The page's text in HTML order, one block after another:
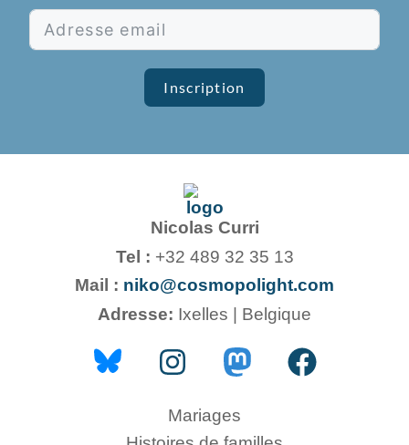
Inscription
Nicolas Curri
Tel : +32 489 32 35 13
Mail : niko@cosmopolight.com
Adresse: Ixelles | Belgique
Mariages